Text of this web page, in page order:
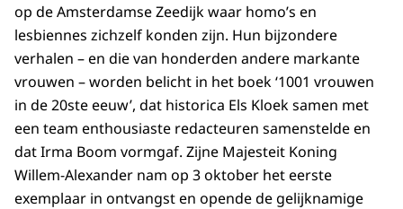
op de Amsterdamse Zeedijk waar homo’s en
lesbiennes zichzelf konden zijn. Hun bijzondere
verhalen – en die van honderden andere markante
vrouwen – worden belicht in het boek ‘1001 vrouwen
in de 20ste eeuw’, dat historica Els Kloek samen met
een team enthousiaste redacteuren samenstelde en
dat Irma Boom vormgaf. Zijne Majesteit Koning
Willem-Alexander nam op 3 oktober het eerste
exemplaar in ontvangst en opende de gelijknamige